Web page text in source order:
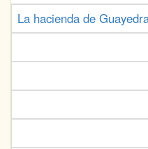
La hacienda de